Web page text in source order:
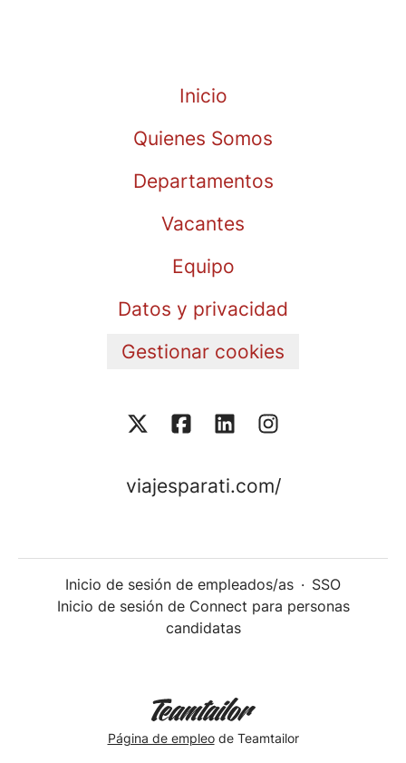
Inicio
Quienes Somos
Departamentos
Vacantes
Equipo
Datos y privacidad
Gestionar cookies
viajesparati.com/
Inicio de sesión de empleados/as · SSO
Inicio de sesión de Connect para personas
candidatas
Página de empleode Teamtailor